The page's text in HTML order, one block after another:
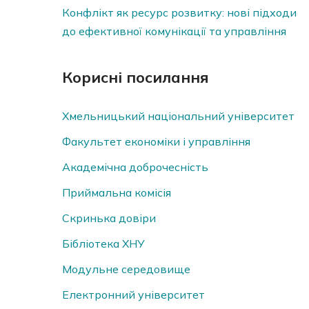
Конфлікт як ресурс розвитку: нові підходи
до ефективної комунікації та управління
Корисні посилання
Хмельницький національний університет
Факультет економіки і управління
Академічна доброчесність
Приймальна комісія
Скринька довiри
Бібліотека ХНУ
Модульне середовище
Електронний університет